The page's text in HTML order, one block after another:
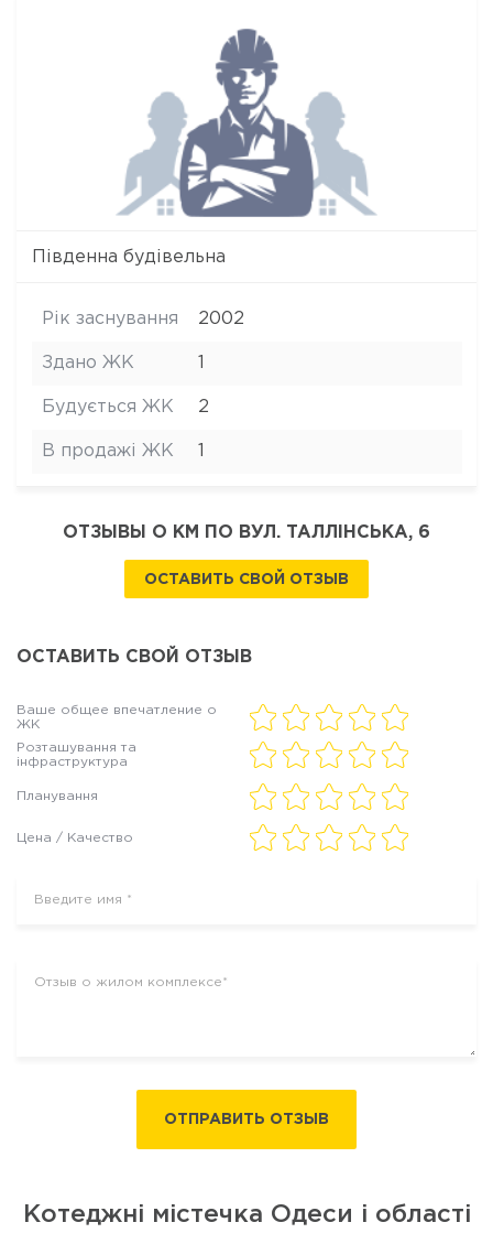
Південна будівельна
Рік заснування 2002
Здано ЖК
Будується ЖК 2
В продажі ЖК
ОТЗЫВЫ О КМ ПО ВУЛ. ТАЛЛІНСЬКА, 6
ОСТАВИТЬ СВОЙ ОТЗЫВ
ОСТАВИТЬ СВОЙ ОТЗЫВ
Ваше общее впечатление о
ЖК
Розташування та
інфраструктура
Планування
Цена / Качество
ОТПРАВИТЬ ОТЗЫВ
Котеджні містечка Одеси і області